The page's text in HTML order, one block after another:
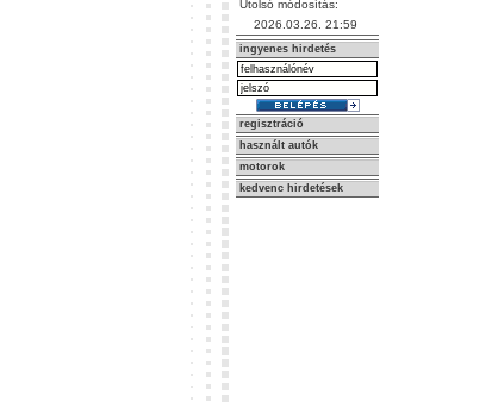
Utolsó módosítás:
2026.03.26. 21:59
ingyenes hirdetés
regisztráció
használt autók
motorok
kedvenc hirdetések